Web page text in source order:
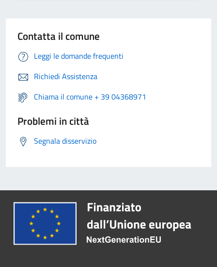
Contatta il comune
Leggi le domande frequenti
Richiedi Assistenza
Chiama il comune + 39 04368971
Problemi in città
Segnala disservizio